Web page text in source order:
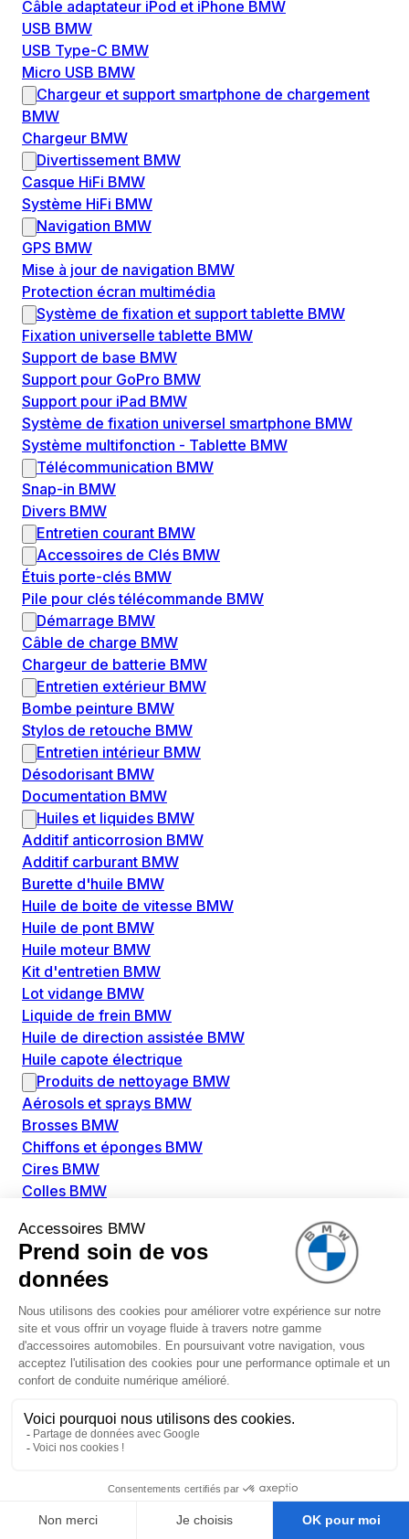
Câble adaptateur iPod et iPhone BMW
USB BMW
USB Type-C BMW
Micro USB BMW
Chargeur et support smartphone de chargement
BMW
Chargeur BMW
Divertissement BMW
Casque HiFi BMW
Système HiFi BMW
Navigation BMW
GPS BMW
Mise à jour de navigation BMW
Protection écran multimédia
Système de fixation et support tablette BMW
Fixation universelle tablette BMW
Support de base BMW
Support pour GoPro BMW
Support pour iPad BMW
Système de fixation universel smartphone BMW
Système multifonction - Tablette BMW
Télécommunication BMW
Snap-in BMW
Divers BMW
Entretien courant BMW
Accessoires de Clés BMW
Étuis porte-clés BMW
Pile pour clés télécommande BMW
Démarrage BMW
Câble de charge BMW
Chargeur de batterie BMW
Entretien extérieur BMW
Bombe peinture BMW
Stylos de retouche BMW
Entretien intérieur BMW
Désodorisant BMW
Documentation BMW
Huiles et liquides BMW
Additif anticorrosion BMW
Additif carburant BMW
Burette d'huile BMW
Huile de boite de vitesse BMW
Huile de pont BMW
Huile moteur BMW
Kit d'entretien BMW
Lot vidange BMW
Liquide de frein BMW
Huile de direction assistée BMW
Huile capote électrique
Produits de nettoyage BMW
Aérosols et sprays BMW
Brosses BMW
Chiffons et éponges BMW
Cires BMW
Colles BMW
Détachants BMW
Disolvants BMW
Lubrifiants BMW
Nettoyant extérieur BMW
Pièces détachées BMW
Alimentation Carburant BMW
Boitier papillon BMW
Faisceau de câble pour réservoir avec pompe
d'aspiration BMW
Injecteur BMW
Pompe diesel BMW
Allumage / Préchauffage BMW